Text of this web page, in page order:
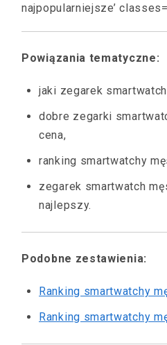
najpopularniejsze’
Powiązania tematyczne:
jaki zegarek
dobre zegarki
cena,
ranking smartwatchy
zegarek smartwatch
najlepszy.
Podobne zestawienia:
Ranking smartwatchy
Ranking smartwatchy